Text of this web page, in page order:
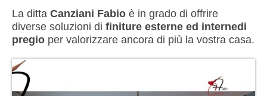
La ditta Canziani Fabio è in grado di offrire
diverse soluzioni di finiture esterne ed internedi
pregio per valorizzare ancora di più la vostra casa.